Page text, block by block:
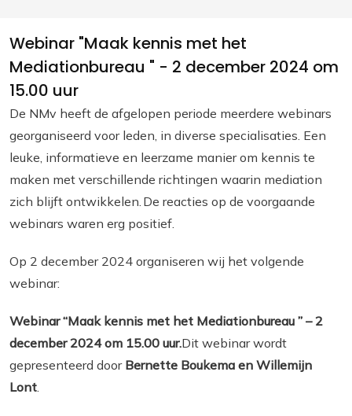
Webinar "Maak kennis met het
Mediationbureau " - 2 december 2024 om
15.00 uur
De NMv heeft de afgelopen periode meerdere webinars
georganiseerd voor leden, in diverse specialisaties. Een
leuke, informatieve en leerzame manier om kennis te
maken met verschillende richtingen waarin mediation
zich blijft ontwikkelen. De reacties op de voorgaande
webinars waren erg positief.
Op 2 december 2024 organiseren wij het volgende
webinar:
Webinar “Maak kennis met het Mediationbureau ” – 2
december 2024 om 15.00 uur.Dit webinar wordt
gepresenteerd door Bernette Boukema en Willemijn
Lont.